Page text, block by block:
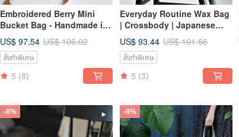
Embroidered Berry Mini
Bucket Bag - Handmade in
Taiwan with Imported
Japanese Fabric
US$ 97.54 US$ 106.02
สั่งทำพิเศษ
5 (8)
Everyday Routine Wax Bag
| Crossbody | Japanese
Canvas | Handmade | Made
in Taiwan
US$ 93.44 US$ 101.56
สั่งทำพิเศษ
5 (3)
-8% -8%